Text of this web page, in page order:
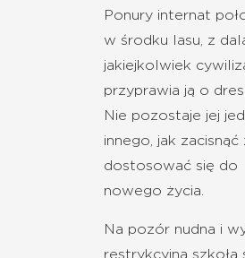
Ponury internat
w środku lasu, z
jakiejkolwiek
przyprawia ją o
Nie pozostaje jej
innego, jak zacisnąć
dostosować się do
nowego życia.
Na pozór nudna i
restrykcyjna szkoła